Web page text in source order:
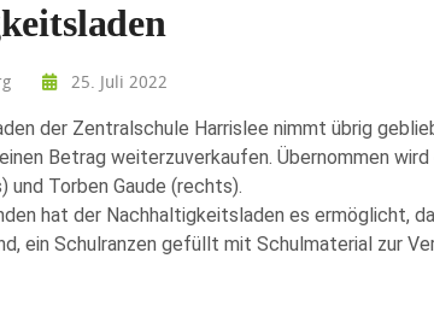
25. Juli 2022
der Zentralschule Harrislee nimmt übrig
Betrag weiterzuverkaufen. Übernommen
und Torben Gaude (rechts).
hat der Nachhaltigkeitsladen es ermöglicht,
ein Schulranzen gefüllt mit Schulmaterial zur